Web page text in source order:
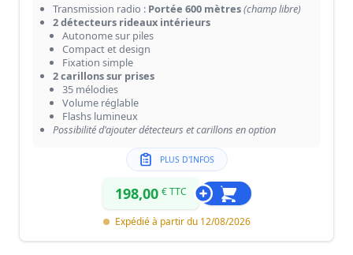
Transmission radio : Portée 600 mètres(champ libre)
2 détecteurs rideaux intérieurs
Autonome sur piles
Compact et design
Fixation simple
2 carillons sur prises
35 mélodies
Volume réglable
Flashs lumineux
Possibilité d'ajouter détecteurs et carillons en option
PLUS D'INFOS
198,00 € TTC
Expédié à partir du 12/08/2026